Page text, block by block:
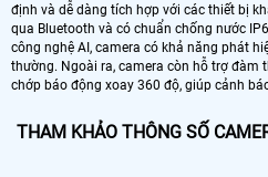
định và dễ dàng tích hợp với các thiết bị
qua Bluetooth và có chuẩn chống nước
công nghệ AI, camera có khả năng phát
thường. Ngoài ra, camera còn hỗ trợ đàm
chớp báo động xoay 360 độ, giúp cảnh
THAM KHẢO THÔNG SỐ